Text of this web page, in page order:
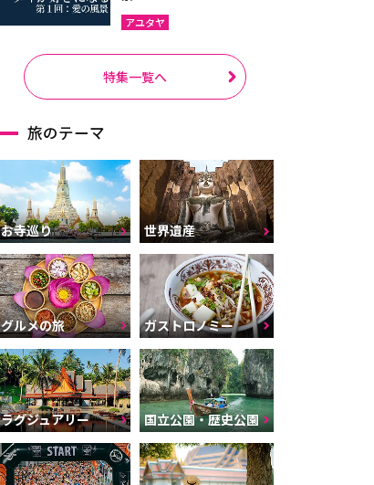
アユタヤ
特集一覧へ
旅のテーマ
お寺巡り 世界遺産
グルメの旅 ガストロノミー
ラグジュアリー 国立公園・歴史公園